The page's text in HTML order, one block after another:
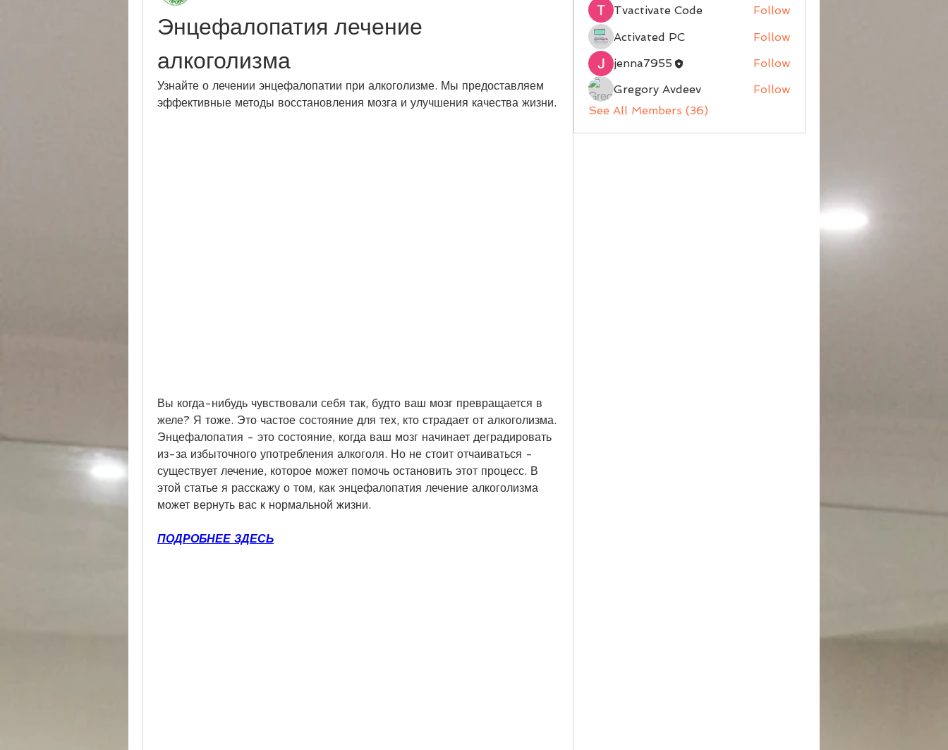
Энцефалопатия лечение
алкоголизма
Узнайте о лечении энцефалопатии при алкоголизме. Мы предоставляем
эффективные методы восстановления мозга и улучшения качества жизни.
Вы когда-нибудь чувствовали себя так, будто ваш мозг превращается в
желе? Я тоже. Это частое состояние для тех, кто страдает от алкоголизма.
Энцефалопатия - это состояние, когда ваш мозг начинает деградировать
из-за избыточного употребления алкоголя. Но не стоит отчаиваться -
существует лечение, которое может помочь остановить этот процесс. В
этой статье я расскажу о том, как энцефалопатия лечение алкоголизма
может вернуть вас к нормальной жизни.
ПОДРОБНЕЕ ЗДЕСЬ
Tvactivate Code
Follow
Activated PC
Follow
jenna7955
Follow
Gregory Avdeev
Follow
See All Members (36)